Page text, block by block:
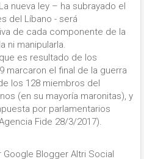
nueva ley – ha subrayado el
del Líbano - será
de cada componente de la
ni manipularla.
es resultado de los
marcaron el final de la guerra
los 128 miembros del
(en su mayoría maronitas), y
por parlamentarios
Fide 28/3/2017).
Google Blogger Altri Social